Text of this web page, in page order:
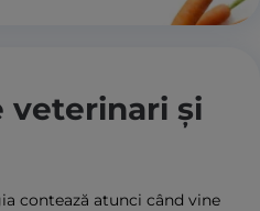
veterinari și
contează atunci când vine